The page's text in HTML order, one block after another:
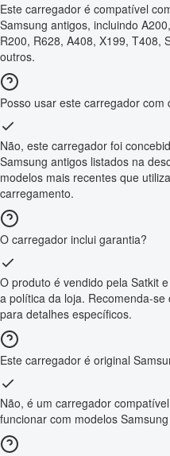
Este carregador é compatível
Samsung antigos, incluindo
R200, R628, A408, X199, T408,
outros.
Posso usar este carregador
Não, este carregador foi
Samsung antigos listados na
modelos mais recentes que
carregamento.
O carregador inclui garantia?
O produto é vendido pela Satkit
a política da loja. Recomenda-
para detalhes específicos.
Este carregador é original
Não, é um carregador
funcionar com modelos